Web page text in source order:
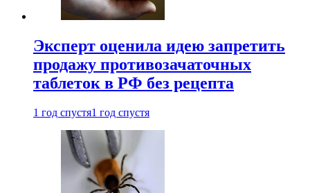
Эксперт оценила идею запретить
продажу противозачаточных
таблеток в РФ без рецепта
1 год спустя1 год спустя